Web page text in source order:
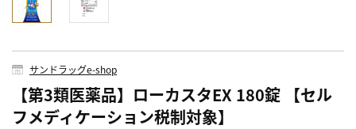
サンドラッグe-shop
【第3類医薬品】ローカスタEX 180錠 【セル
フメディケーション税制対象】